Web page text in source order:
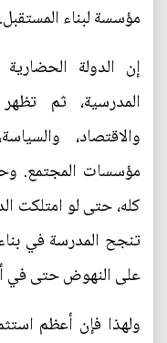
مؤسسة لبناء المستقبل.
إن الدولة
المدرسية، ثم
والاقتصاد،
مؤسسات المجتمع.
كله، حتى لو امتلكت
تنجح المدرسة في
على النهوض حتى
ولهذا فإن أعظم